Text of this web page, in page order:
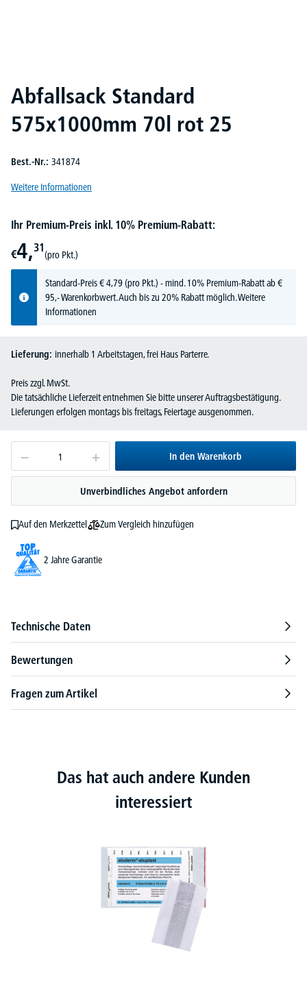
Abfallsack Standard
575x1000mm 70l rot 25
Best.-Nr.: 341874
Weitere Informationen
Ihr Premium-Preis inkl. 10% Premium-Rabatt:
€4,31
(pro Pkt.)
Standard-Preis€4,79(pro Pkt.) - mind. 10% Premium-Rabatt ab €
95,- Warenkorbwert. Auch bis zu 20% Rabatt möglich.Weitere
Informationen
Lieferung: innerhalb 1 Arbeitstagen, frei Haus Parterre.
Preis zzgl. MwSt.
Die tatsächliche Lieferzeit entnehmen Sie bitte unserer Auftragsbestätigung.
Lieferungen erfolgen montags bis freitags, Feiertage ausgenommen.
In den Warenkorb
Unverbindliches Angebot anfordern
Auf den Merkzettel Zum Vergleich hinzufügen
2 Jahre Garantie
Technische Daten
Bewertungen
Fragen zum Artikel
Das hat auch andere Kunden
interessiert